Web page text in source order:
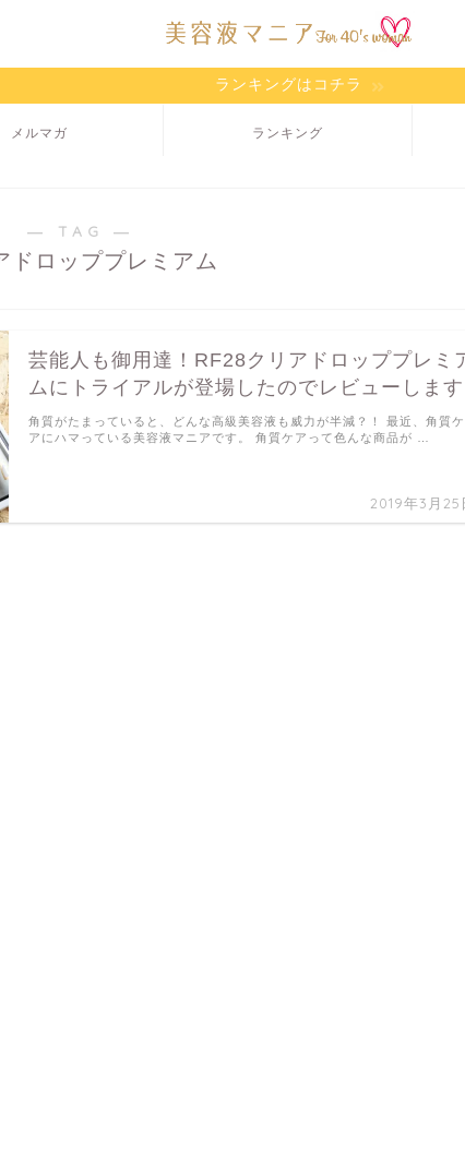
ランキングはコチラ
メルマガ ランキング
― TAG ―
ドロッププレミアム
芸能人も御用達！RF28クリアドロッププレミ
ムにトライアルが登場したのでレビューします
2019年3月25
角質がたまっていると、どんな高級美容液も威力が半減？！ 最近、角質ケ
アにハマっている美容液マニアです。 角質ケアって色んな商品が …